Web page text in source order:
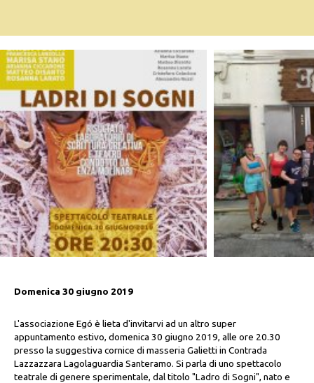
Domenica 30 giugno 2019
L'associazione Egó è lieta d'invitarvi ad un altro super
appuntamento estivo, domenica 30 giugno 2019, alle ore 20.30
presso la suggestiva cornice di masseria Galietti in Contrada
Lazzazzara Lagolaguardia Santeramo. Si parla di uno spettacolo
teatrale di genere sperimentale, dal titolo "Ladro di Sogni", nato e